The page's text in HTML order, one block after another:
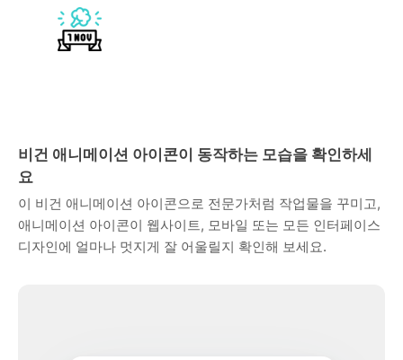
비건 애니메이션 아이콘이 동작하는 모습을 확인하세
요
이 비건 애니메이션 아이콘으로 전문가처럼 작업물을 꾸미고,
애니메이션 아이콘이 웹사이트, 모바일 또는 모든 인터페이스
디자인에 얼마나 멋지게 잘 어울릴지 확인해 보세요.